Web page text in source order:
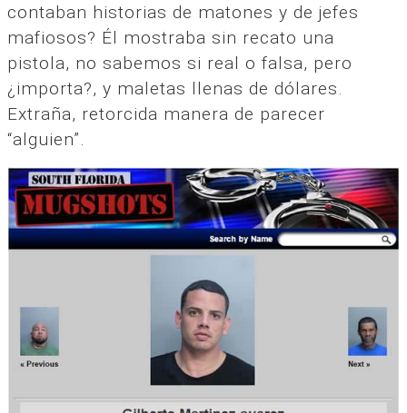
contaban historias de matones y de jefes
mafiosos? Él mostraba sin recato una
pistola, no sabemos si real o falsa, pero
¿importa?, y maletas llenas de dólares.
Extraña, retorcida manera de parecer
“alguien”.